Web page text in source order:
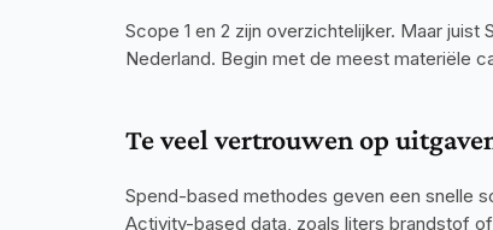
Scope 1 en 2 zijn overzichtelijker. Maar
Nederland. Begin met de meest materiële
Te veel vertrouwen op
Spend-based methodes geven een snelle
Activity-based data, zoals liters brandstof